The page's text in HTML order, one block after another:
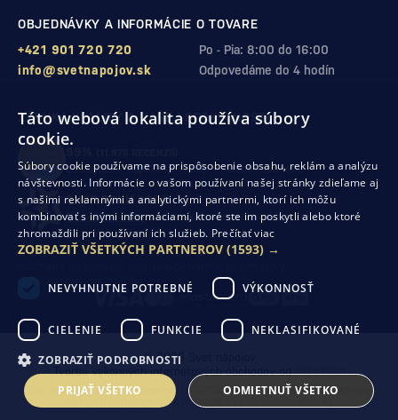
OBJEDNÁVKY A INFORMÁCIE O TOVARE
Po - Pia: 8:00 do 16:00
+421 901 720 720
Odpovedáme do 4 hodín
info@svetnapojov.sk
ZÁRUKA KVALITY A VAŠEJ SPOKOJNOSTI
zákazníkov odporúča nákup v našom obchode
SHOP ROKU 2024
10. rok po sebesme získali ocenenie od Heureka
Odstúpenie od zmluvy
© 2026 Svet nápojov
Tvorba výkonných internetových obchodov odRIESENIA
Táto stránka je chránená pomocou reCAPTCHA a uplatňujú saPravidlá ochrany
spoločnosti Google a ich
Táto webová lokalita používa súbory
cookie.
Súbory cookie používame na prispôsobenie obsahu, reklám a analýzu
návštevnosti. Informácie o vašom používaní našej stránky zdieľame aj
s našimi reklamnými a analytickými partnermi, ktorí ich môžu
kombinovať s inými informáciami, ktoré ste im poskytli alebo ktoré
zhromaždili pri používaní ich služieb. Prečítať viac
ZOBRAZIŤ VŠETKÝCH PARTNEROV (1593) →
NEVYHNUTNE POTREBNÉ VÝKONNOSŤ
CIELENIE FUNKCIE NEKLASIFIKOVANÉ
ZOBRAZIŤ PODROBNOSTI
PRIJAŤ VŠETKO
ODMIETNUŤ VŠETKO